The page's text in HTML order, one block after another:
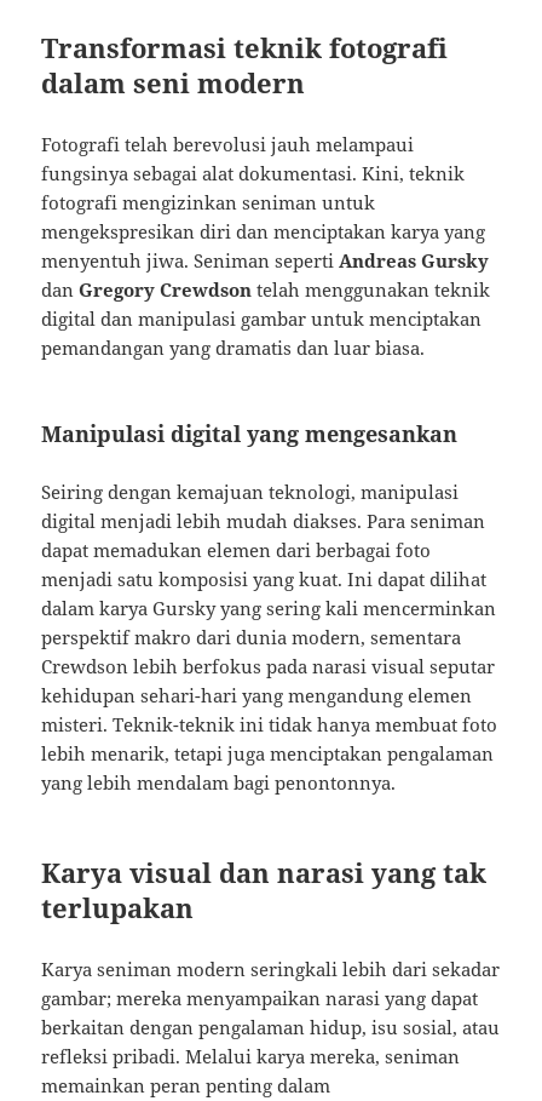
Transformasi teknik fotografi
dalam seni modern
Fotografi telah berevolusi jauh melampaui
fungsinya sebagai alat dokumentasi. Kini, teknik
fotografi mengizinkan seniman untuk
mengekspresikan diri dan menciptakan karya yang
menyentuh jiwa. Seniman sepertiAndreas Gursky
danGregory Crewdson telah menggunakan teknik
digital dan manipulasi gambar untuk menciptakan
pemandangan yang dramatis dan luar biasa.
Manipulasi digital yang mengesankan
Seiring dengan kemajuan teknologi, manipulasi
digital menjadi lebih mudah diakses. Para seniman
dapat memadukan elemen dari berbagai foto
menjadi satu komposisi yang kuat. Ini dapat dilihat
dalam karya Gursky yang sering kali mencerminkan
perspektif makro dari dunia modern, sementara
Crewdson lebih berfokus pada narasi visual seputar
kehidupan sehari-hari yang mengandung elemen
misteri. Teknik-teknik ini tidak hanya membuat foto
lebih menarik, tetapi juga menciptakan pengalaman
yang lebih mendalam bagi penontonnya.
Karya visual dan narasi yang tak
terlupakan
Karya seniman modern seringkali lebih dari sekadar
gambar; mereka menyampaikan narasi yang dapat
berkaitan dengan pengalaman hidup, isu sosial, atau
refleksi pribadi. Melalui karya mereka, seniman
memainkan peran penting dalam